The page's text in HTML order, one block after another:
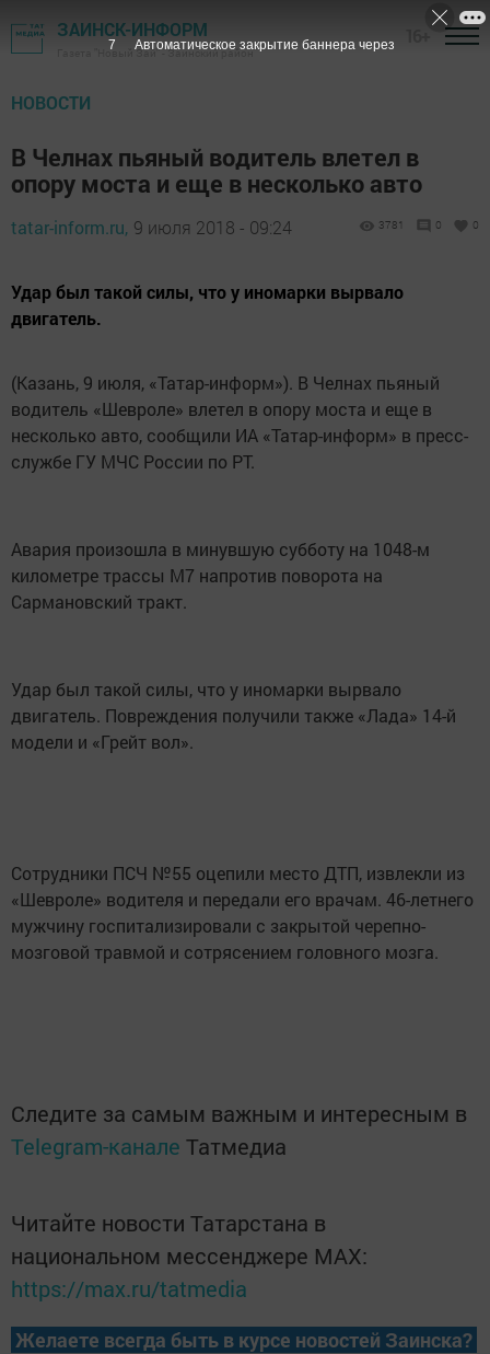
ЗАИНСК-ИНФОРМ
Газета "Новый Зай" - Заинский район
НОВОСТИ
В Челнах пьяный водитель влетел в
опору моста и еще в несколько авто
tatar-inform.ru, 9 июля 2018 - 09:24 3781 0 0
Удар был такой силы, что у иномарки вырвало
двигатель.
(Казань, 9 июля, «Татар-информ»). В Челнах пьяный
водитель «Шевроле» влетел в опору моста и еще в
несколько авто, сообщили ИА «Татар-информ» в пресс-
службе ГУ МЧС России по РТ.
Авария произошла в минувшую субботу на 1048-м
километре трассы М7 напротив поворота на
Сармановский тракт.
Удар был такой силы, что у иномарки вырвало
двигатель. Повреждения получили также «Лада» 14-й
модели и «Грейт вол».
Сотрудники ПСЧ №55 оцепили место ДТП, извлекли из
«Шевроле» водителя и передали его врачам. 46-летнего
мужчину госпитализировали с закрытой черепно-
мозговой травмой и сотрясением головного мозга.
Следите за самым важным и интересным в
Telegram-канале Татмедиа
Читайте новости Татарстана в
национальном мессенджере MАХ:
https://max.ru/tatmedia
Желаете всегда быть в курсе новостей Заинска?
6 Автоматическое закрытие баннера через